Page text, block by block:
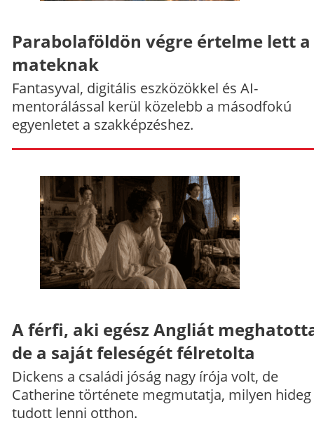
Parabolaföldön végre értelme lett a
mateknak
Fantasyval, digitális eszközökkel és AI-
mentorálással kerül közelebb a másodfokú
egyenletet a szakképzéshez.
A férfi, aki egész Angliát
de a saját feleségét félretolta
Dickens a családi jóság nagy írója volt, de
Catherine története megmutatja, milyen hideg
tudott lenni otthon.